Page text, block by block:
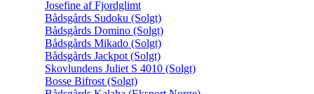
Josefine af Fjordglimt
Bådsgårds Sudoku (Solgt)
Bådsgårds Domino (Solgt)
Bådsgårds Mikado (Solgt)
Bådsgårds Jackpot (Solgt)
Skovlundens Juliet S 4010 (Solgt)
Bosse Bifrost (Solgt)